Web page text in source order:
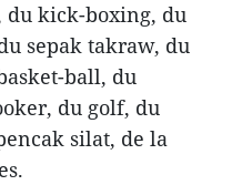
du kick-boxing, du
sepak takraw, du
ball, du
du golf, du
silat, de la